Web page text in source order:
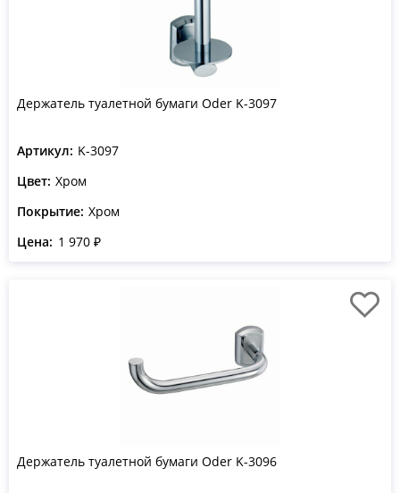
Держатель туалетной бумаги Oder K-3097
Артикул: K-3097
Цвет: Хром
Покрытие: Хром
Цена: 1 970 ₽
Держатель туалетной бумаги Oder K-3096